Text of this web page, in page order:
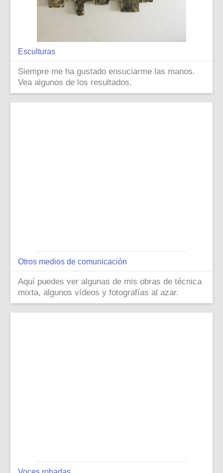
Esculturas
Siempre me ha gustado ensuciarme las manos.
Vea algunos de los resultados.
Otros medios de comunicación
Aquí puedes ver algunas de mis obras de técnica
mixta, algunos vídeos y fotografías al azar.